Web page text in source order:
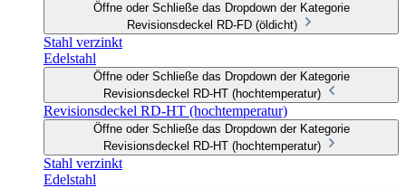
Öffne oder Schließe das Dropdown der Kategorie
Revisionsdeckel RD-FD (öldicht)
Stahl verzinkt
Edelstahl
Öffne oder Schließe das Dropdown der Kategorie
Revisionsdeckel RD-HT (hochtemperatur)
Revisionsdeckel RD-HT (hochtemperatur)
Öffne oder Schließe das Dropdown der Kategorie
Revisionsdeckel RD-HT (hochtemperatur)
Stahl verzinkt
Edelstahl